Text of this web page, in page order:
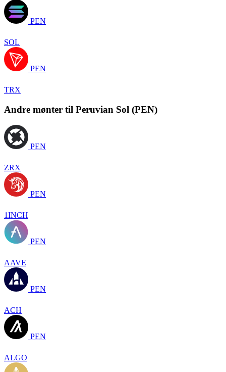
PEN
SOL
PEN
TRX
Andre mønter til Peruvian Sol (PEN)
PEN
ZRX
PEN
1INCH
PEN
AAVE
PEN
ACH
PEN
ALGO